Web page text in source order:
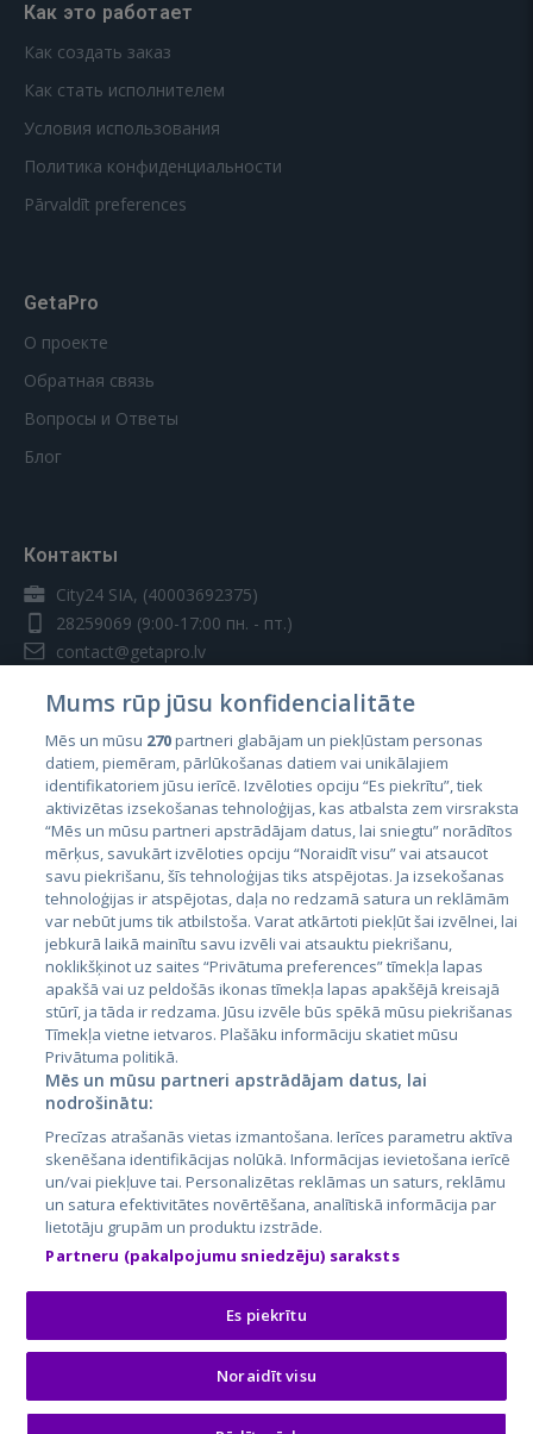
Как это работает
Как создать заказ
Как стать исполнителем
Условия использования
Политика конфиденциальности
Pārvaldīt preferences
GetaPro
О проекте
Обратная связь
Вопросы и Ответы
Блог
Контакты
City24 SIA, (40003692375)
28259069 (9:00-17:00 пн. - пт.)
contact@getapro.lv
Страны
Эстония
Латвия
Литва
City24.lv
City24.ee
GetaPro.lv
GetaPro.ee
Skelbiu.lt
Autoplius.lt
Aruodas.lt
CVbankas.lt
Kainos.lt
Paslaugos.lt
auto24.ee
Osta.ee
KuldneBörs.ee
© 2026 GetaPro. Все права защищены.
Mums rūp jūsu konfidencialitāte
Mēs un mūsu 270partneri glabājam un piekļūstam personas
datiem, piemēram, pārlūkošanas datiem vai unikālajiem
identifikatoriem jūsu ierīcē. Izvēloties opciju “Es piekrītu”, tiek
aktivizētas izsekošanas tehnoloģijas, kas atbalsta zem virsraksta
“Mēs un mūsu partneri apstrādājam datus, lai sniegtu” norādītos
mērķus, savukārt izvēloties opciju “Noraidīt visu” vai atsaucot
savu piekrišanu, šīs tehnoloģijas tiks atspējotas. Ja izsekošanas
tehnoloģijas ir atspējotas, daļa no redzamā satura un reklāmām
var nebūt jums tik atbilstoša. Varat atkārtoti piekļūt šai izvēlnei, lai
jebkurā laikā mainītu savu izvēli vai atsauktu piekrišanu,
noklikšķinot uz saites “Privātuma preferences” tīmekļa lapas
apakšā vai uz peldošās ikonas tīmekļa lapas apakšējā kreisajā
stūrī, ja tāda ir redzama. Jūsu izvēle būs spēkā mūsu piekrišanas
Tīmekļa vietne ietvaros. Plašāku informāciju skatiet mūsu
Privātuma politikā.
Mēs un mūsu partneri apstrādājam datus, lai
nodrošinātu:
Precīzas atrašanās vietas izmantošana. Ierīces parametru aktīva
skenēšana identifikācijas nolūkā. Informācijas ievietošana ierīcē
un/vai piekļuve tai. Personalizētas reklāmas un saturs, reklāmu
un satura efektivitātes novērtēšana, analītiskā informācija par
lietotāju grupām un produktu izstrāde.
Partneru (pakalpojumu sniedzēju) saraksts
Es piekrītu
Noraidīt visu